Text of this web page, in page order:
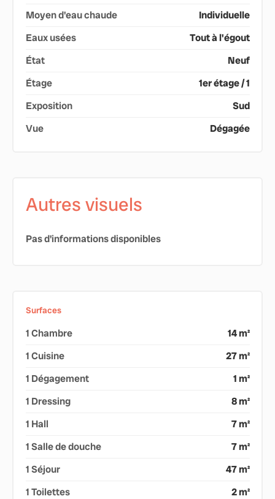
Moyen d'eau chaude
Individuelle
Eaux usées
Tout à l'égout
État
Neuf
Étage
1er étage / 1
Exposition
Sud
Vue
Dégagée
Autres visuels
Pas d'informations disponibles
Surfaces
1 Chambre
14 m²
1 Cuisine
27 m²
1 Dégagement
1 m²
1 Dressing
8 m²
1 Hall
7 m²
1 Salle de douche
7 m²
1 Séjour
47 m²
1 Toilettes
2 m²